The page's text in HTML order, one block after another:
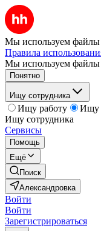
Мы используем файлы
Правила
Мы используем файлы
Понятно
Ищу сотрудника
Ищу работу
Ищу
Ищу сотрудника
Сервисы
Помощь
Ещё
Поиск
Александровка
Войти
Войти
Зарегистрироваться